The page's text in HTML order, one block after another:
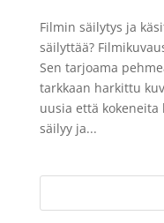
Filmin säilytys ja
säilyttää?
Sen tarjoama
tarkkaan harkittu
uusia että kokeneita
säilyy ja...